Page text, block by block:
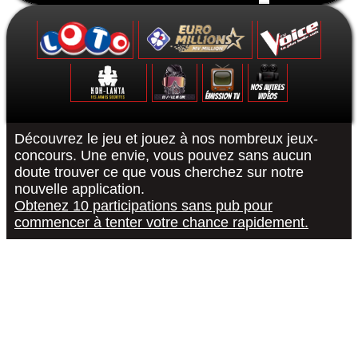
Formulaire de contact
Loto : le tirage du 27 août 2022
Euromillions : tirage du 6 septembre Euro
Koh-Lanta : Les Poteaux - La Finale - Koh-Lanta :
The Voice 10 - La Finale - 15/05/2021 The Voice
Le Grand Quiz - Permis De Conduire -
"R or B #RorB"
District Z : Épisode 3 - 25/12/2020 Les 12
Découvrez le jeu et jouez à nos nombreux jeux-
concours. Une envie, vous pouvez sans aucun
doute trouver ce que vous cherchez sur notre
nouvelle application.
Obtenez 10 participations sans pub pour
commencer à tenter votre chance rapidement.